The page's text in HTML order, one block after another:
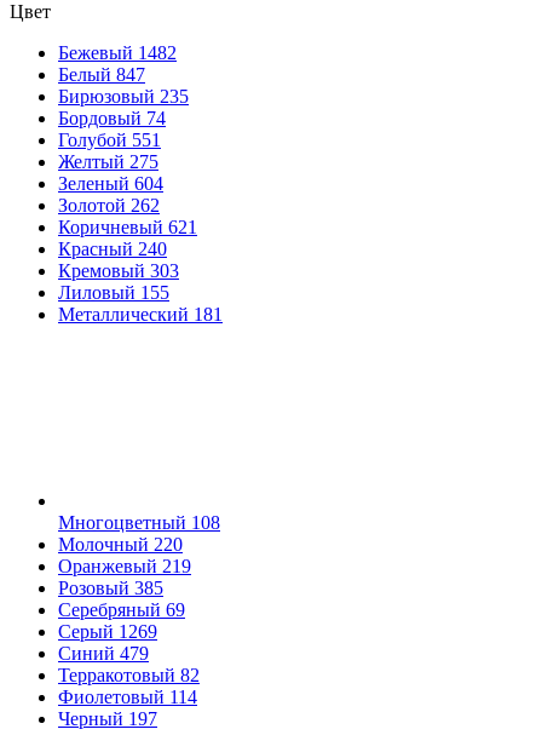
Цвет
Бежевый 1482
Белый 847
Бирюзовый 235
Бордовый 74
Голубой 551
Желтый 275
Зеленый 604
Золотой 262
Коричневый 621
Красный 240
Кремовый 303
Лиловый 155
Металлический 181
Многоцветный 108
Молочный 220
Оранжевый 219
Розовый 385
Серебряный 69
Серый 1269
Синий 479
Терракотовый 82
Фиолетовый 114
Черный 197